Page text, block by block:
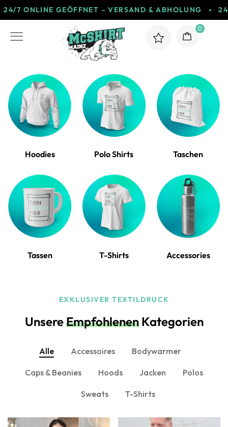
24/7 ONLINE GEÖFFNET – VERSAND & ABHOLUNG
0
Hoodies Polo Shirts Taschen
Tassen T-Shirts Accessories
EXKLUSIVER TEXTILDRUCK
UnsereEmpfohlenenKategorien
Alle Accessoires Bodywarmer
Caps & Beanies Hoods Jacken Polos
Sweats T-Shirts